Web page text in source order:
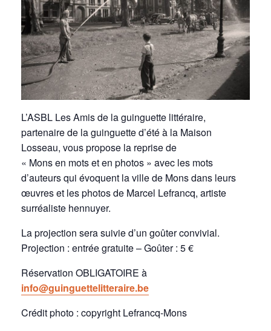
L’ASBL Les Amis de la guinguette littéraire,
partenaire de la guinguette d’été à la Maison
Losseau, vous propose la reprise de
« Mons en mots et en photos » avec les mots
d’auteurs qui évoquent la ville de Mons dans leurs
œuvres et les photos de Marcel Lefrancq, artiste
surréaliste hennuyer.
La projection sera suivie d’un goûter convivial.
Projection : entrée gratuite – Goûter : 5 €
Réservation OBLIGATOIRE à
info@guinguettelitteraire.be
Crédit photo : copyright Lefrancq-Mons